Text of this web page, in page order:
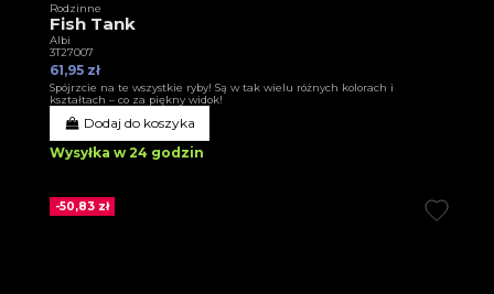
Rodzinne
Fish Tank
Albi
3T27007
61,95 zł
Spójrzcie na te wszystkie ryby! Są w tak wielu różnych kolorach i
kształtach – co za piękny widok!
Dodaj do koszyka
Wysyłka w 24 godzin
-50,83 zł